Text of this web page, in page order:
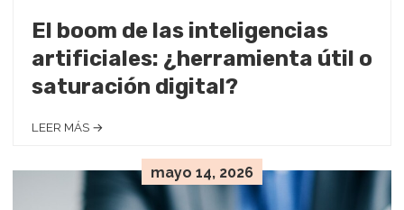
El boom de las inteligencias
artificiales: ¿herramienta útil o
saturación digital?
LEER MÁS →
mayo 14, 2026